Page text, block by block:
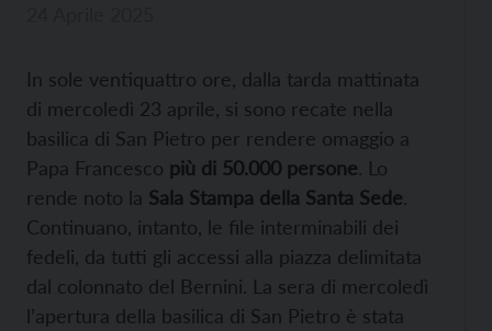
In sole ventiquattro ore, dalla tarda mattinata
di mercoledì 23 aprile, si sono recate nella
basilica di San Pietro per rendere omaggio a
Papa Francesco più di 50.000 persone. Lo
rende noto la Sala Stampa della Santa Sede.
Continuano, intanto, le file interminabili dei
fedeli, da tutti gli accessi alla piazza delimitata
dal colonnato del Bernini. La sera di mercoledì
l’apertura della basilica di San Pietro è stata